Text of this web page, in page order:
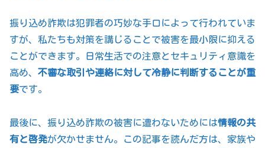
振り込め詐欺は犯罪者の巧妙な手口によって行われていま
すが、私たちも対策を講じることで被害を最小限に抑える
ことができます。日常生活での注意とセキュリティ意識を
高め、 不審な取引や連絡に対して冷静に判断することが重
要です。
最後に、振り込め詐欺の被害に遭わないためには情報の共
有と啓発が欠かせません。この記事を読んだ方は、家族や